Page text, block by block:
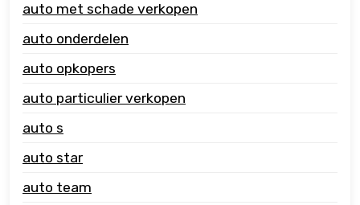
auto met schade verkopen
auto onderdelen
auto opkopers
auto particulier verkopen
auto s
auto star
auto team